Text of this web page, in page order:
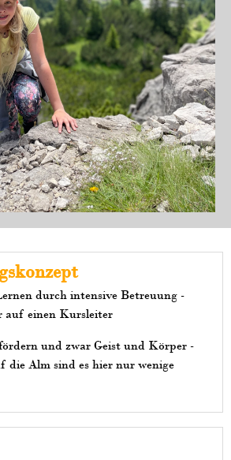
durch intensive Betreuung -
auf einen Kursleiter
und zwar Geist und Körper -
die Alm sind es hier nur wenige